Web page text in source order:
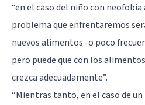
“en el caso del niño con
problema que enfrentaremos
nuevos alimentos -o poco
pero puede que con los
crezca adecuadamente”.
“Mientras tanto, en el caso de un